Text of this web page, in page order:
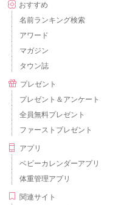
おすすめ
名前ランキング検索
アワード
マガジン
タウン誌
プレゼント
プレゼント＆アンケート
全員無料プレゼント
ファーストプレゼント
アプリ
ベビーカレンダーアプリ
体重管理アプリ
関連サイト